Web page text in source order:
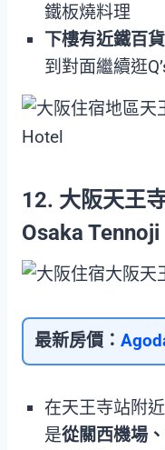
鐵板燒料理
下樓有近鐵百
到對面繼續逛
12. 大阪天王
Osaka Tennoji
最新房價：
在天王寺站附
是從關西機場